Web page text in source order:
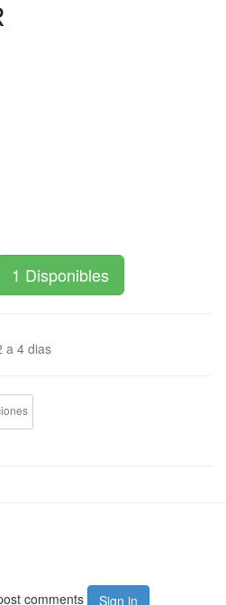
1 Disponibles
a 4 dias
comments Sign in